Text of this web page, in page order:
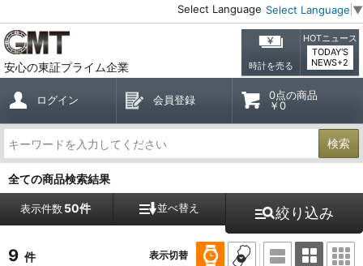
Select Language Select Language ▼
安心の東証プライム企業 時計を売る
HOTニュース
TODAY'S
NEWS+2
ログイン 会員登録
0点の商品
￥0
検索
全ての商品検索結果
表示件数50件 並べ替え 絞り込み
9 件 表示切替